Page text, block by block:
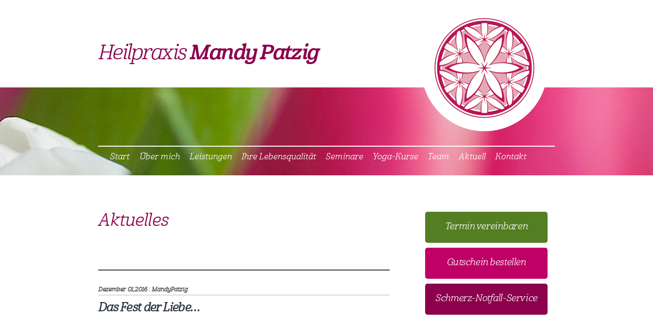
HeilpraxisMandy Patzig
Start Über mich Leistungen Ihre Lebensqualität Seminare Yoga-Kurse Team Aktuell Kontakt
Termin vereinbaren
Gutschein bestellen
Schmerz-Notfall-Service
Aktuelles
Dezember 01,2016| MandyPatzig
Das Fest der Liebe…